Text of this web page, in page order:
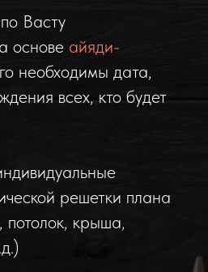
Васту
основе айяди-
необходимы дата,
всех, кто будет
решетки плана
потолок, крыша,